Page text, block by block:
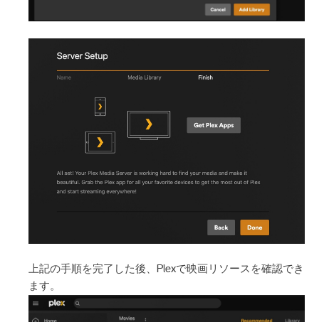
上記の手順を完了した後、Plexで映画リソースを確認でき
ます。